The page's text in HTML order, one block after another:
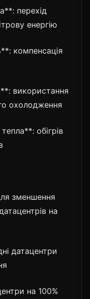
перехід
енергію
компенсація
використання
охолодження
обігрів
зменшення
на
датацентри
на 100%